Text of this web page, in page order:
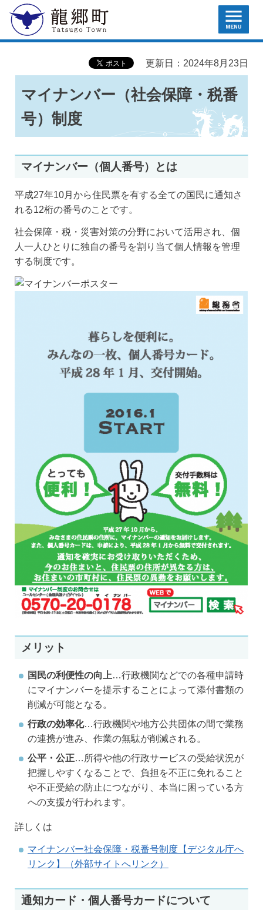
龍郷町 MENU
更新日：2024年8月23日
マイナンバー（社会保障・税番
号）制度
マイナンバー（個人番号）とは
平成27年10月から住民票を有する全ての国民に通知さ
れる12桁の番号のことです。
社会保障・税・災害対策の分野において活用され、個
人一人ひとりに独自の番号を割り当て個人情報を管理
する制度です。
メリット
国民の利便性の向上…行政機関などでの各種申請時
にマイナンバーを提示することによって添付書類の
削減が可能となる。
行政の効率化…行政機関や地方公共団体の間で業務
の連携が進み、作業の無駄が削減される。
公平・公正…所得や他の行政サービスの受給状況が
把握しやすくなることで、負担を不正に免れること
や不正受給の防止につながり、本当に困っている方
への支援が行われます。
詳しくは
マイナンバー社会保障・税番号制度【デジタル庁へ
リンク】（外部サイトへリンク）
通知カード・個人番号カードについて